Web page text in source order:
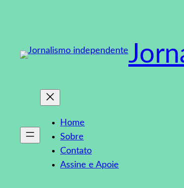
conteúdo
Home
Sobre
Contato
Assine e Apoie